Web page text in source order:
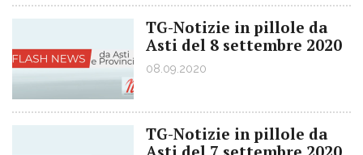
TG-Notizie in pillole da
Asti del 8 settembre 2020
08.09.2020
TG-Notizie in pillole da